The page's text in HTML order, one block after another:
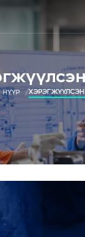
НҮҮР